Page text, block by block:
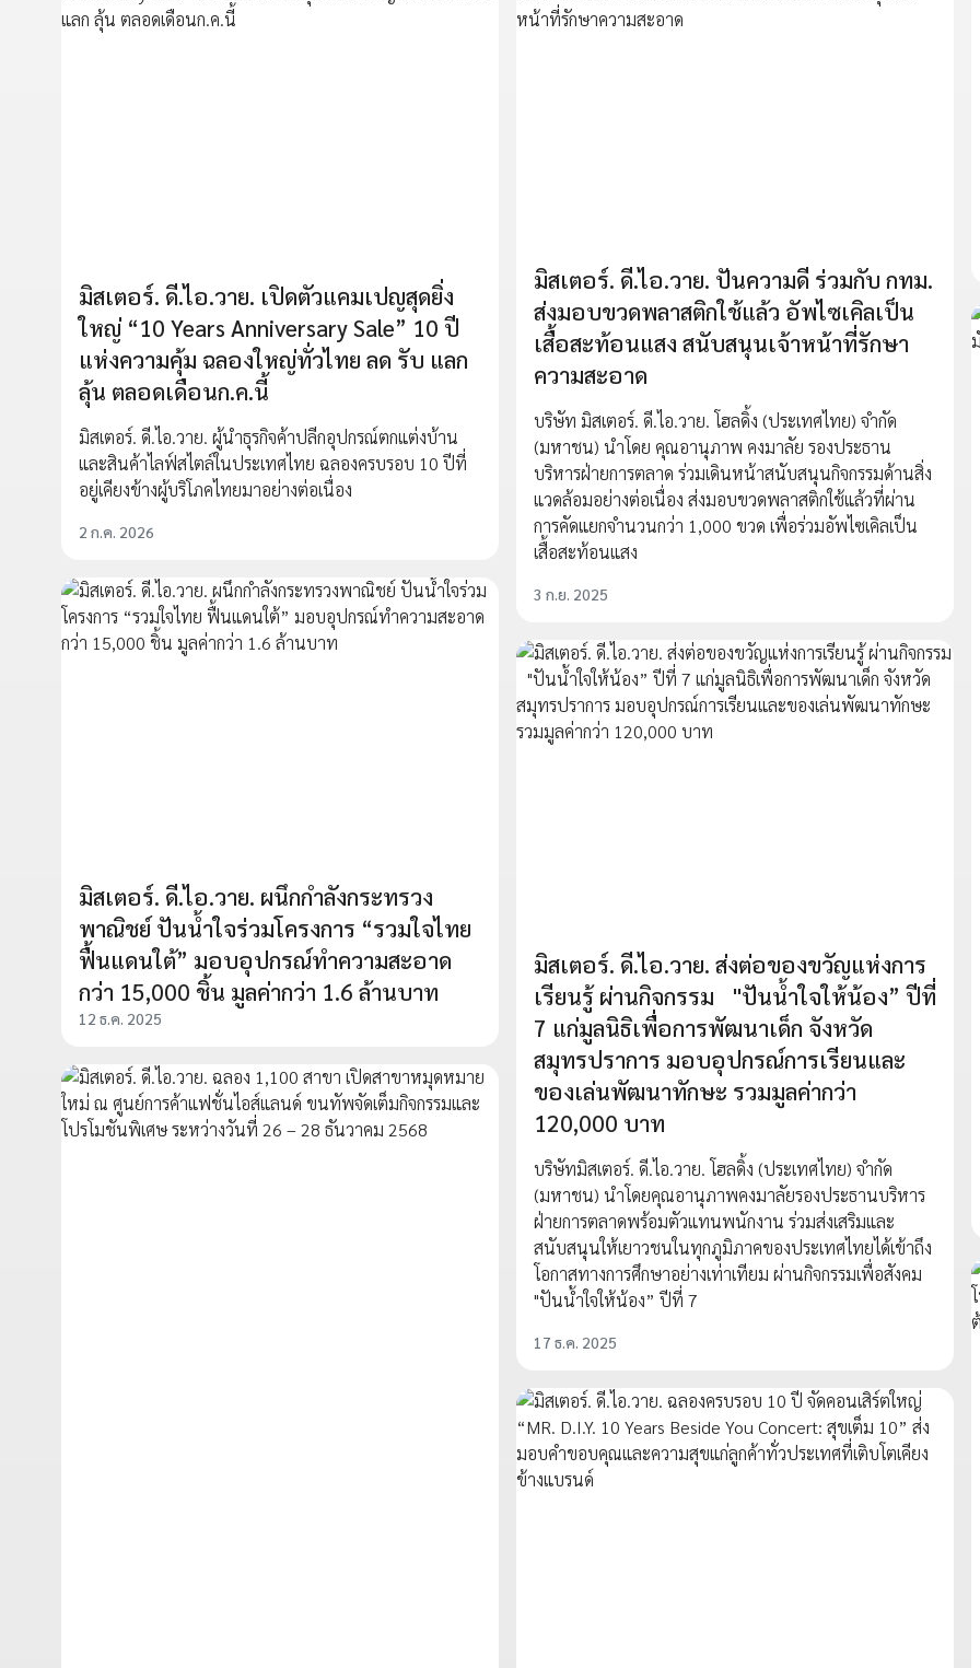
มิสเตอร์. ดี.ไอ.วาย. เปิดตัวแคมเปญสุดยิ่ง
ใหญ่ “10 Years Anniversary Sale” 10 ปี
แห่งความคุ้ม ฉลองใหญ่ทั่วไทย ลด รับ แลก
ลุ้น ตลอดเดือนก.ค.นี้
มิสเตอร์. ดี.ไอ.วาย. ผู้นำธุรกิจค้าปลีกอุปกรณ์ตกแต่งบ้าน
และสินค้าไลฟ์สไตล์ในประเทศไทย ฉลองครบรอบ 10 ปีที่
อยู่เคียงข้างผู้บริโภคไทยมาอย่างต่อเนื่อง
2 ก.ค. 2026
มิสเตอร์. ดี.ไอ.วาย. ปันความดี ร่วมกับ กทม.
ส่งมอบขวดพลาสติกใช้แล้ว อัพไซเคิลเป็น
เสื้อสะท้อนแสง สนับสนุนเจ้าหน้าที่รักษา
ความสะอาด
บริษัท มิสเตอร์. ดี.ไอ.วาย. โฮลดิ้ง (ประเทศไทย) จำกัด
(มหาชน) นำโดย คุณอานุภาพ คงมาลัย รองประธาน
บริหารฝ่ายการตลาด ร่วมเดินหน้าสนับสนุนกิจกรรมด้านสิ่ง
แวดล้อมอย่างต่อเนื่อง ส่งมอบขวดพลาสติกใช้แล้วที่ผ่าน
การคัดแยกจำนวนกว่า 1,000 ขวด เพื่อร่วมอัพไซเคิลเป็น
เสื้อสะท้อนแสง
3 ก.ย. 2025
มิสเตอร์. ดี.ไอ.วาย. ผนึกกำลังกระทรวง
พาณิชย์ ปันน้ำใจร่วมโครงการ “รวมใจไทย
ฟื้นแดนใต้” มอบอุปกรณ์ทำความสะอาด
กว่า 15,000 ชิ้น มูลค่ากว่า 1.6 ล้านบาท
12 ธ.ค. 2025
มิสเตอร์. ดี.ไอ.วาย. ส่งต่อของขวัญแห่งการ
เรียนรู้ ผ่านกิจกรรม "ปันน้ำใจให้น้อง” ปีที่
7 แก่มูลนิธิเพื่อการพัฒนาเด็ก จังหวัด
สมุทรปราการ มอบอุปกรณ์การเรียนและ
ของเล่นพัฒนาทักษะ รวมมูลค่ากว่า
120,000 บาท
บริษัทมิสเตอร์. ดี.ไอ.วาย. โฮลดิ้ง (ประเทศไทย) จำกัด
(มหาชน) นำโดยคุณอานุภาพคงมาลัยรองประธานบริหาร
ฝ่ายการตลาดพร้อมตัวแทนพนักงาน ร่วมส่งเสริมและ
สนับสนุนให้เยาวชนในทุกภูมิภาคของประเทศไทยได้เข้าถึง
โอกาสทางการศึกษาอย่างเท่าเทียม ผ่านกิจกรรมเพื่อสังคม
"ปันน้ำใจให้น้อง” ปีที่ 7
17 ธ.ค. 2025